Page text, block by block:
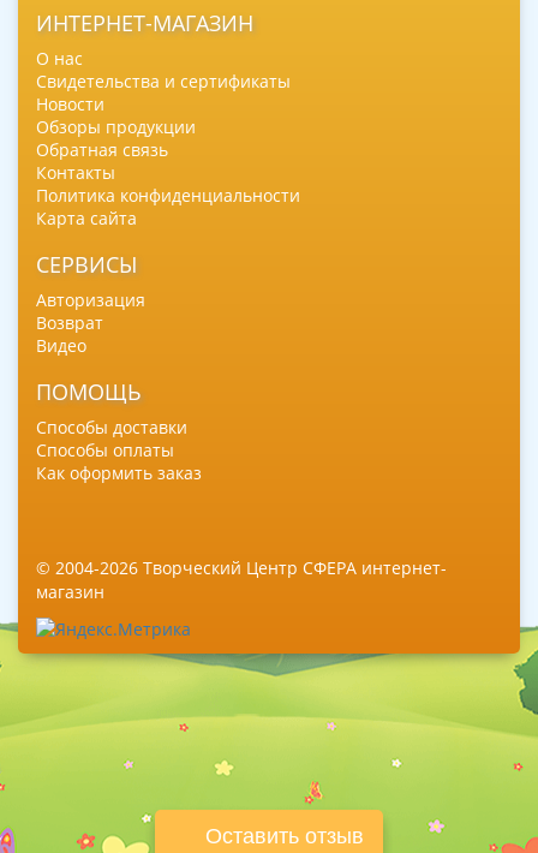
Оставить отзыв
ИНТЕРНЕТ-МАГАЗИН
О нас
Свидетельства и сертификаты
Новости
Обзоры продукции
Обратная связь
Контакты
Политика конфиденциальности
Карта сайта
СЕРВИСЫ
Авторизация
Возврат
Видео
ПОМОЩЬ
Способы доставки
Способы оплаты
Как оформить заказ
© 2004-2026 Творческий Центр СФЕРА интернет-
магазин